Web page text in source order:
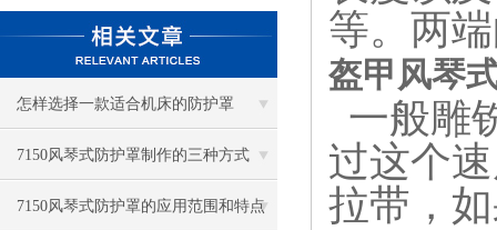
怎样选择一款适合机床的防护罩
7150风琴式防护罩制作的三种方式
7150风琴式防护罩的应用范围和特点
等。两
盔甲风琴
一般雕
过这个
拉带，